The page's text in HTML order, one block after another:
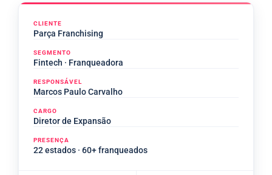
CLIENTE
Parça Franchising
SEGMENTO
Fintech · Franqueadora
RESPONSÁVEL
Marcos Paulo Carvalho
CARGO
Diretor de Expansão
PRESENÇA
22 estados · 60+ franqueados